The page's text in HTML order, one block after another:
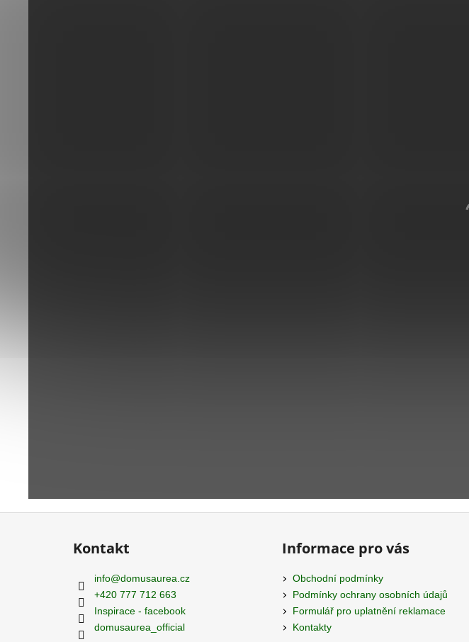
Kontakt
info@domusaurea.cz
+420 777 712 663
Inspirace - facebook
domusaurea_official
Informace pro vás
Obchodní podmínky
Podmínky ochrany osobních údajů
Formulář pro uplatnění reklamace
Kontakty